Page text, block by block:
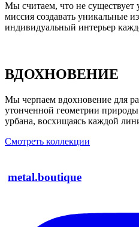
Мы считаем, что не существует
миссия создавать уникальные
индивидуальный интерьер
ВДОХНОВЕНИЕ
Мы черпаем вдохновение для
утонченной геометрии
урбана, восхищаясь каждой
Смотреть коллекции
metal.boutique